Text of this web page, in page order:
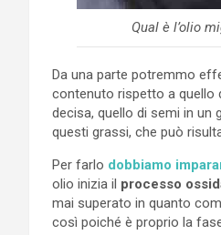
Qual è l’olio
Da una parte potremmo
contenuto rispetto a quello
decisa, quello di semi in un
questi grassi, che può
Per farlo dobbiamo
olio inizia il processo
mai superato in quanto
così poiché è proprio la